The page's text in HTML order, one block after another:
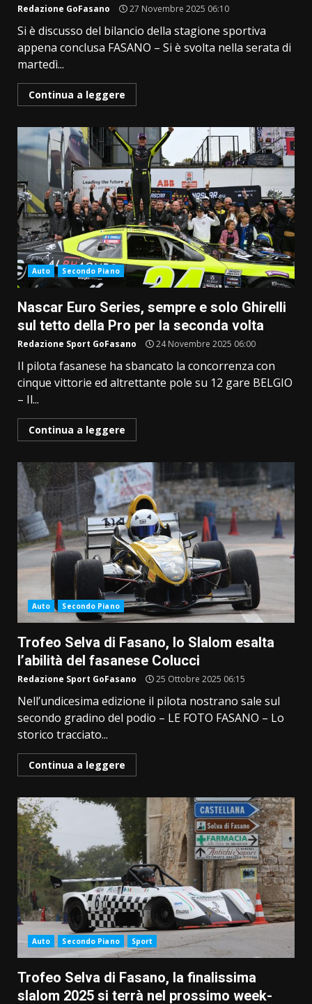
Redazione GoFasano 27 Novembre 2025 06:10
Si è discusso del bilancio della stagione sportiva
appena conclusa FASANO – Si è svolta nella serata di
martedì...
Continua a leggere
Auto Secondo Piano
Nascar Euro Series, sempre e solo Ghirelli
sul tetto della Pro per la seconda volta
Redazione Sport GoFasano 24 Novembre 2025 06:00
Il pilota fasanese ha sbancato la concorrenza con
cinque vittorie ed altrettante pole su 12 gare BELGIO
– Il...
Continua a leggere
Auto Secondo Piano
Trofeo Selva di Fasano, lo Slalom esalta
l’abilità del fasanese Colucci
Redazione Sport GoFasano 25 Ottobre 2025 06:15
Nell’undicesima edizione il pilota nostrano sale sul
secondo gradino del podio – LE FOTO FASANO – Lo
storico tracciato...
Continua a leggere
Auto Secondo Piano Sport
Trofeo Selva di Fasano, la finalissima
slalom 2025 si terrà nel prossimo week-